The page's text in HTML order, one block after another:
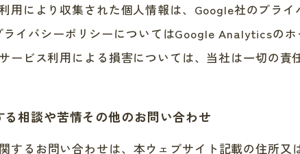
用により収集された個人情報は、Google社のプラ
イバシーポリシーについてはGoogle Analyticsのホ
ビス利用による損害については、当社は一切の責
相談や苦情その他のお問い合わせ
するお問い合わせは、本ウェブサイト記載の住所又